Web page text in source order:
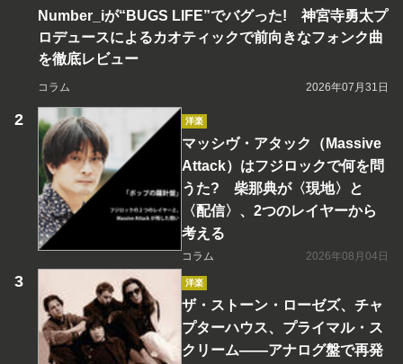
Number_iが“BUGS LIFE”でバグった! 神宮寺勇太プ
ロデュースによるカオティックで前向きなフォンク曲
を徹底レビュー
コラム 2026年07月31日
洋楽
マッシヴ・アタック（Massive
Attack）はフジロックで何を問
うた? 柴那典が〈現地〉と
〈配信〉、2つのレイヤーから
考える
コラム 2026年08月04日
洋楽
ザ・ストーン・ローゼズ、チャ
プターハウス、プライマル・ス
クリーム――アナログ盤で再発